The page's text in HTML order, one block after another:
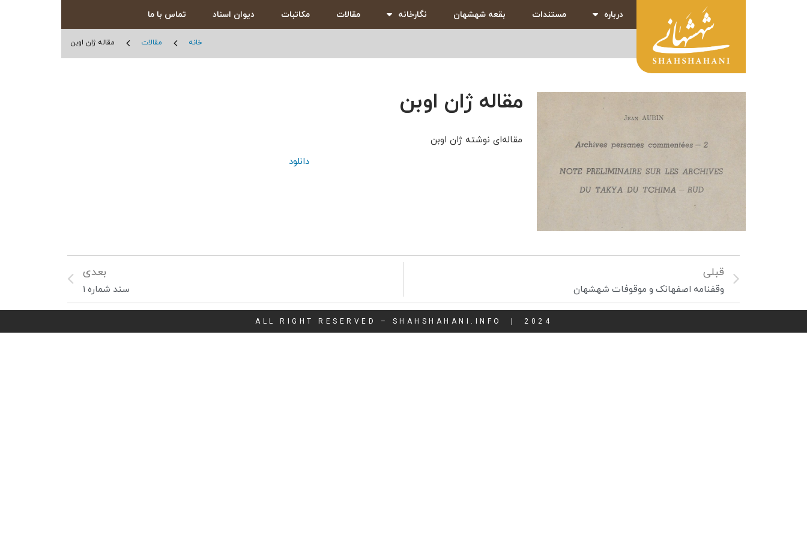
درباره مستندات بقعه شهشهان نگارخانه مقالات مکاتبات دیوان اسناد تماس با ما
خانه مقالات مقاله ژان اوبن
مقاله ژان اوبن
مقاله‌ای نوشته ژان اوبن
دانلود
قبلی
وقفنامه اصفهانک و موقوفات شهشهان
بعدی
سند شماره ۱
ALL RIGHT RESERVED – SHAHSHAHANI.INFO | 2024